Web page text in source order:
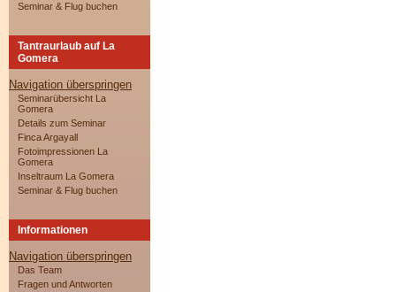
Seminar & Flug buchen
Tantraurlaub auf La
Gomera
Navigation überspringen
Seminarübersicht La
Gomera
Details zum Seminar
Finca Argayall
Fotoimpressionen La
Gomera
Inseltraum La Gomera
Seminar & Flug buchen
Informationen
Navigation überspringen
Das Team
Fragen und Antworten